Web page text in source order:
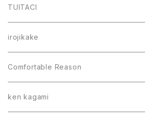
TUITACI
irojikake
Comfortable Reason
ken kagami